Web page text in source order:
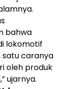
bahwa
lokomotif
satu caranya
oleh produk
,” ujarnya.